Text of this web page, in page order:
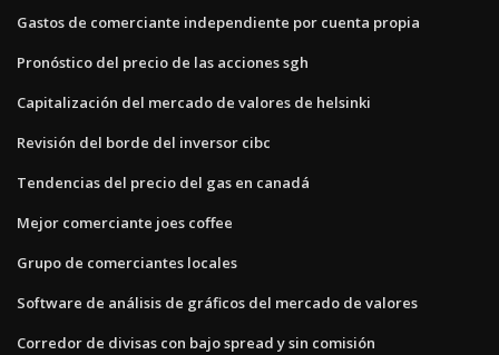
Gastos de comerciante independiente por cuenta propia
Pronóstico del precio de las acciones sgh
Capitalización del mercado de valores de helsinki
Revisión del borde del inversor cibc
Tendencias del precio del gas en canadá
Mejor comerciante joes coffee
Grupo de comerciantes locales
Software de análisis de gráficos del mercado de valores
Corredor de divisas con bajo spread y sin comisión